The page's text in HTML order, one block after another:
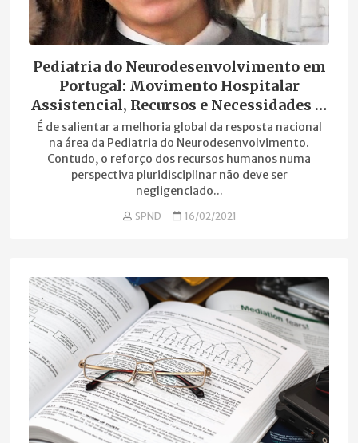
Pediatria do Neurodesenvolvimento em
Portugal: Movimento Hospitalar
Assistencial, Recursos e Necessidades –
Evolução em Dez Anos
É de salientar a melhoria global da resposta nacional
na área da Pediatria do Neurodesenvolvimento.
Contudo, o reforço dos recursos humanos numa
perspectiva pluridisciplinar não deve ser
negligenciado...
SPND 16/02/2021